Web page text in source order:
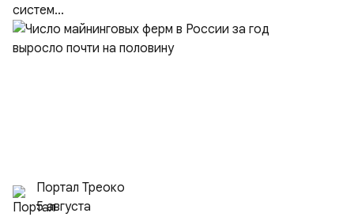
систем...
Портал Треоко
5 августа